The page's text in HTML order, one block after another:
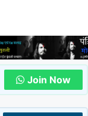
Join Now